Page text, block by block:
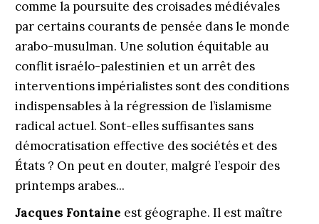
comme la poursuite des croisades médiévales
par certains courants de pensée dans le monde
arabo-musulman. Une solution équitable au
conflit israélo-palestinien et un arrêt des
interventions impérialistes sont des conditions
indispensables à la régression de l’islamisme
radical actuel. Sont-elles suffisantes sans
démocratisation effective des sociétés et des
États ? On peut en douter, malgré l’espoir des
printemps arabes...
Jacques Fontaine est géographe. Il est maître